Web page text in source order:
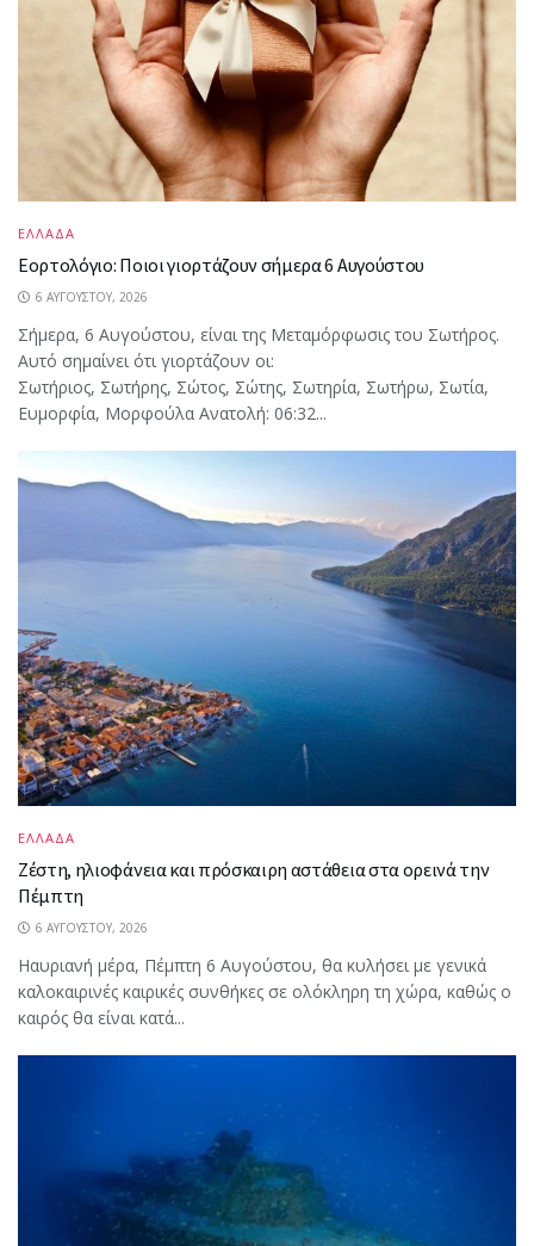
ΕΛΛΑΔΑ
Εορτολόγιο: Ποιοι γιορτάζουν σήμερα 6 Αυγούστου
6 ΑΥΓΟΎΣΤΟΥ, 2026
Σήμερα, 6 Αυγούστου, είναι της Μεταμόρφωσις του Σωτήρος.
Αυτό σημαίνει ότι γιορτάζουν οι:
Σωτήριος, Σωτήρης, Σώτος, Σώτης, Σωτηρία, Σωτήρω, Σωτία,
Ευμορφία, Μορφούλα Ανατολή: 06:32...
ΕΛΛΑΔΑ
Ζέστη, ηλιοφάνεια και πρόσκαιρη αστάθεια στα ορεινά την
Πέμπτη
6 ΑΥΓΟΎΣΤΟΥ, 2026
Ηαυριανή μέρα, Πέμπτη 6 Αυγούστου, θα κυλήσει με γενικά
καλοκαιρινές καιρικές συνθήκες σε ολόκληρη τη χώρα, καθώς ο
καιρός θα είναι κατά...